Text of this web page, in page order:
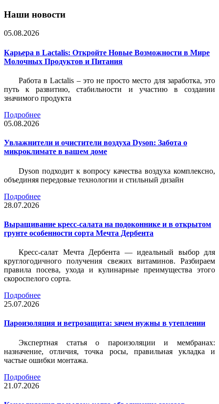
Наши новости
05.08.2026
Карьера в Lactalis: Откройте Новые Возможности в Мире
Молочных Продуктов и Питания
Работа в Lactalis – это не просто место для заработка, это
путь к развитию, стабильности и участию в создании
значимого продукта
Подробнее
05.08.2026
Увлажнители и очистители воздуха Dyson: Забота о
микроклимате в вашем доме
Dyson подходит к вопросу качества воздуха комплексно,
объединяя передовые технологии и стильный дизайн
Подробнее
28.07.2026
Выращивание кресс-салата на подоконнике и в открытом
грунте особенности сорта Мечта Дербента
Кресс-салат Мечта Дербента — идеальный выбор для
круглогодичного получения свежих витаминов. Разбираем
правила посева, ухода и кулинарные преимущества этого
скороспелого сорта.
Подробнее
25.07.2026
Пароизоляция и ветрозащита: зачем нужны в утеплении
Экспертная статья о пароизоляции и мембранах:
назначение, отличия, точка росы, правильная укладка и
частые ошибки монтажа.
Подробнее
21.07.2026